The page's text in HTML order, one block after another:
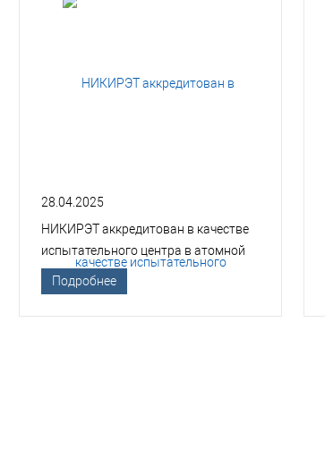
28.04.2025
НИКИРЭТ аккредитован в качестве
испытательного центра в атомной
отрасли
Подробнее